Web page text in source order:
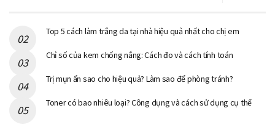
Top 5 cách làm trắng da tại nhà hiệu quả nhất cho chị em
Chỉ số của kem chống nắng: Cách đo và cách tính toán
Trị mụn ẩn sao cho hiệu quả? Làm sao để phòng tránh?
Toner có bao nhiêu loại? Công dụng và cách sử dụng cụ thể